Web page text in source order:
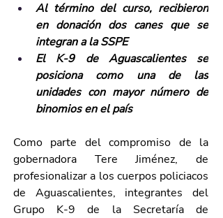
Al término del curso, recibieron
en donación dos canes que se
integran a la SSPE
El K-9 de Aguascalientes se
posiciona como una de las
unidades con mayor número de
binomios en el país
Como parte del compromiso de la
gobernadora Tere Jiménez, de
profesionalizar a los cuerpos policiacos
de Aguascalientes, integrantes del
Grupo K-9 de la Secretaría de